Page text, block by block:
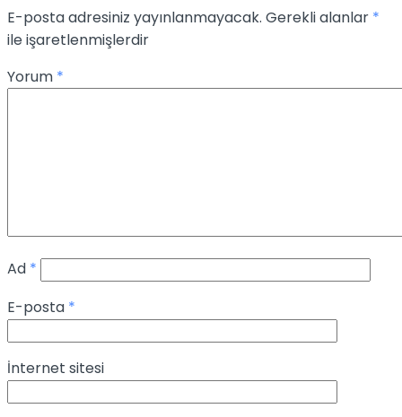
E-posta adresiniz yayınlanmayacak. Gerekli alanlar *
ile işaretlenmişlerdir
Yorum *
Ad *
E-posta *
İnternet sitesi